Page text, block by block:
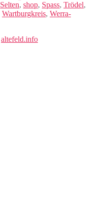
Selten, shop, Spass, Trödel,
Wartburgkreis, Werra-
altefeld.info